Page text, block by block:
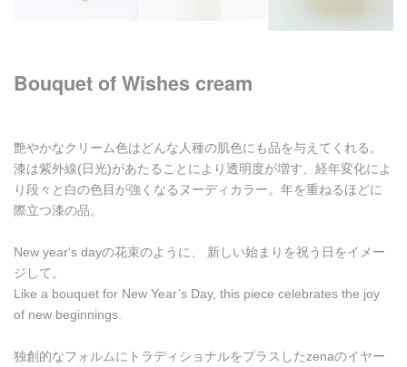
Bouquet of Wishes cream
艶やかなクリーム色はどんな人種の肌色にも品を与えてくれる。
漆は紫外線(日光)があたることにより透明度が増す、経年変化によ
り段々と白の色目が強くなるヌーディカラー。年を重ねるほどに
際立つ漆の品。
New year‘s dayの花束のように、 新しい始まりを祝う日をイメー
ジして。
Like a bouquet for New Year’s Day, this piece celebrates the joy
of new beginnings.
独創的なフォルムにトラディショナルをプラスしたzenaのイヤー